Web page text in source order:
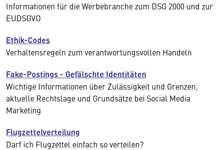
Informationen für die Werbebranche zum DSG 2000 und zur
EUDSGVO
Ethik-Codes
Verhaltensregeln zum verantwortungsvollen Handeln
Fake-Postings - Gefälschte Identitäten
Wichtige Informationen über Zulässigkeit und Grenzen,
aktuelle Rechtslage und Grundsätze bei Social Media
Marketing
Flugzettelverteilung
Darf ich Flugzettel einfach so verteilen?